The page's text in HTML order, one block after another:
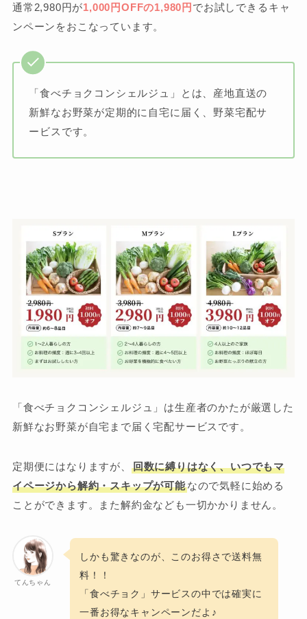
通常2,980円が1,000円OFFの1,980円 でお試しできるキャ
ンペーンをおこなっています。
「食べチョクコンシェルジュ」とは、産地直送の
新鮮なお野菜が定期的に自宅に届く、野菜宅配サ
ービスです。
「食べチョクコンシェルジュ」は生産者のかたが厳選した
新鮮なお野菜が自宅まで届く宅配サービスです。
定期便にはなりますが、
回数に縛りはなく、いつでもマ
イページから解約・スキップが可能なので気軽に始める
ことができます。また解約金なども一切かかりません。
てんちゃん
しかも驚きなのが、このお得さで送料無
料！！
「食べチョク」サービスの中では確実に
一番お得なキャンペーンだよ♪